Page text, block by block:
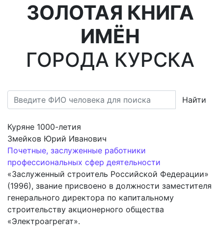
ЗОЛОТАЯ КНИГА
ИМЁН
ГОРОДА КУРСКА
Найти
Куряне 1000-летия
Змейков Юрий Иванович
Почетные, заслуженные работники
профессиональных сфер деятельности
«Заслуженный строитель Российской Федерации»
(1996), звание присвоено в должности заместителя
генерального директора по капитальному
строительству акционерного общества
«Электроагрегат».